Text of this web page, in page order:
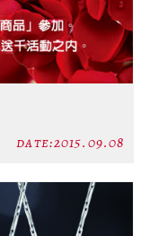
date:2015.09.08